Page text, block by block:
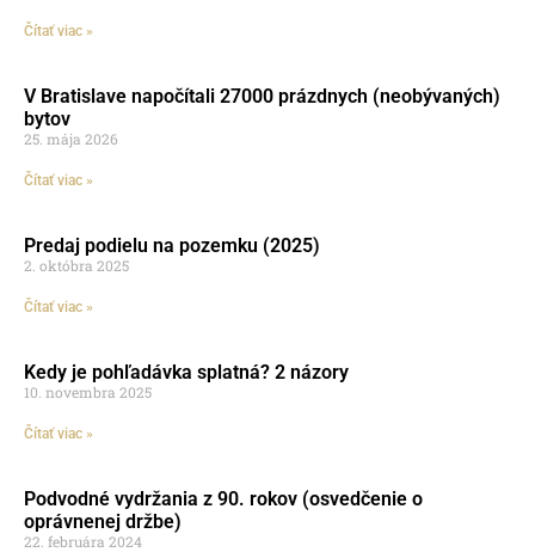
Čítať viac »
V Bratislave napočítali 27000 prázdnych (neobývaných)
bytov
25. mája 2026
Čítať viac »
Predaj podielu na pozemku (2025)
2. októbra 2025
Čítať viac »
Kedy je pohľadávka splatná? 2 názory
10. novembra 2025
Čítať viac »
Podvodné vydržania z 90. rokov (osvedčenie o
oprávnenej držbe)
22. februára 2024